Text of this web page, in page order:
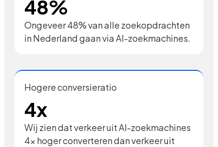
48%
Ongeveer 48% van alle zoekopdrachten
in Nederland gaan via AI-zoekmachines.
Hogere conversieratio
4x
Wij zien dat verkeer uit AI-zoekmachines
4x hoger converteren dan verkeer uit